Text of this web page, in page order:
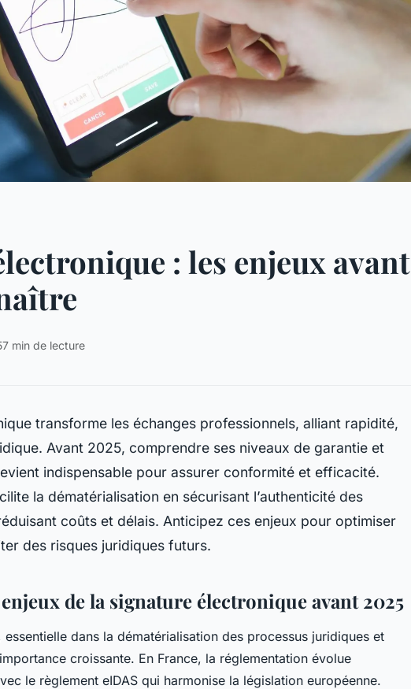
: les enjeux avant
7 min de lecture
transforme les échanges professionnels, alliant rapidité,
Avant 2025, comprendre ses niveaux de garantie et
indispensable pour assurer conformité et efficacité.
la dématérialisation en sécurisant l’authenticité des
coûts et délais. Anticipez ces enjeux pour optimiser
des risques juridiques futurs.
de la signature électronique avant 2025
dans la dématérialisation des processus juridiques et
croissante. En France, la réglementation évolue
le règlement eIDAS qui harmonise la législation européenne.